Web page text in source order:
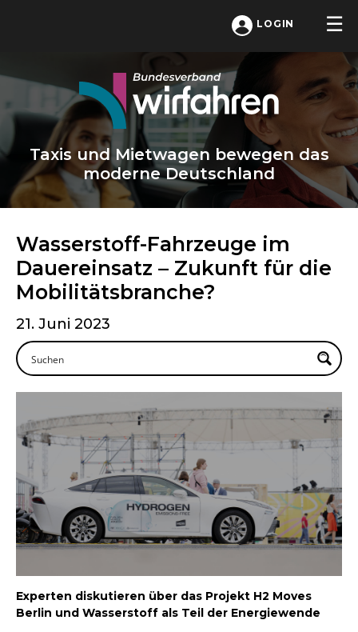
LOGIN
Taxis und Mietwagen bewegen das
moderne Deutschland
Wasserstoff-Fahrzeuge im
Dauereinsatz – Zukunft für die
Mobilitätsbranche?
21. Juni 2023
Experten diskutieren über das Projekt H2 Moves
Berlin und Wasserstoff als Teil der Energiewende